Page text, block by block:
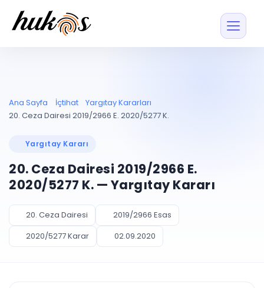
Entegrasyonu
UYAP ile otomatik
UYAP Evrak
Entegrasyonu
UETS Entegrasyonu
Tebligatları anında
Müvekkil ve taraf
Vekalet
PLANLAMA & TAKİP
Pano ve Takip
Blog
Ücretsiz Başlayın Giriş Yap
Ana Sayfa İçtihat
Yargıtay Kararları
20. Ceza Dairesi 2019/2966 E. 2020/5277 K.
Yargıtay Kararı
20. Ceza Dairesi 2019/2966 E.
2020/5277 K. — Yargıtay Kararı
20. Ceza Dairesi
2019/2966 Esas
2020/5277 Karar
02.09.2020